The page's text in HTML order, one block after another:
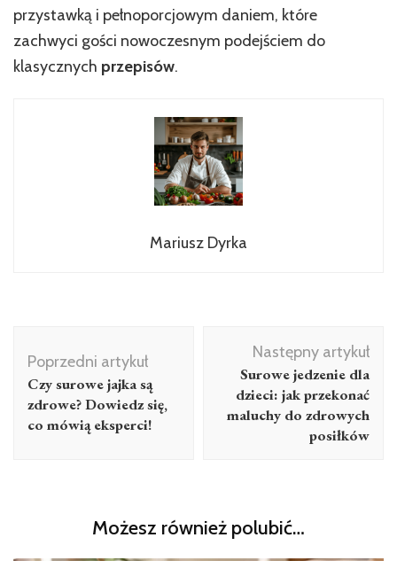
przystawką i pełnoporcjowym daniem, które
zachwyci gości nowoczesnym podejściem do
klasycznych przepisów.
Mariusz Dyrka
wpisu
Poprzedni artykuł
Czy surowe jajka są
zdrowe? Dowiedz się,
co mówią eksperci!
Następny artykuł
Surowe jedzenie dla
dzieci: jak przekonać
maluchy do zdrowych
posiłków
Możesz również polubić…